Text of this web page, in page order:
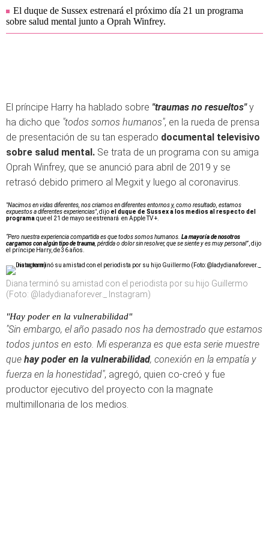
El duque de Sussex estrenará el próximo día 21 un programa
sobre salud mental junto a Oprah Winfrey.
El príncipe Harry ha hablado sobre "traumas no resueltos" y
ha dicho que "todos somos humanos", en la rueda de prensa
de presentación de su tan esperado documental televisivo
sobre salud mental. Se trata de un programa con su amiga
Oprah Winfrey, que se anunció para abril de 2019 y se
retrasó debido primero al Megxit y luego al coronavirus.
"Nacimos en vidas diferentes, nos criamos en diferentes entornos y, como resultado, estamos
expuestos a diferentes experiencias", dijo el duque de Sussex a los medios al respecto del
programaque el 21 de mayo se estrenará en Apple TV +.
“Pero nuestra experiencia compartida es que todos somos humanos. La mayoría de nosotros
cargamos con algún tipo de trauma , pérdida o dolor sin resolver, que se siente y es muy personal” , dijo
el príncipe Harry, de 36 años.
Diana terminó su amistad con el periodista por su hijo Guillermo
(Foto: @ladydianaforever._ Instagram)
"Hay poder en la vulnerabilidad"
"Sin embargo, el año pasado nos ha demostrado que estamos
todos juntos en esto. Mi esperanza es que esta serie muestre
que hay poder en la vulnerabilidad, conexión en la empatía y
fuerza en la honestidad", agregó, quien co-creó y fue
productor ejecutivo del proyecto con la magnate
multimillonaria de los medios.